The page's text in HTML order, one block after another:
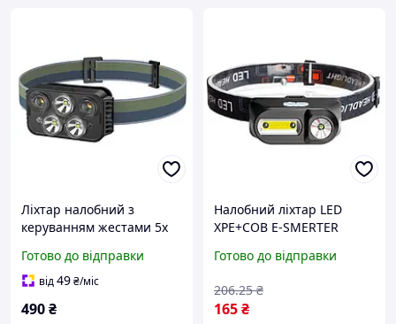
Ліхтар налобний з
керуванням жестами 5x
TBD0602857202
Готово до відправки
від49₴/міс
490₴
Налобний ліхтар LED
XPE+COB E-SMERTER
туризму та активного
Готово до відправки
165₴
206.25 ₴